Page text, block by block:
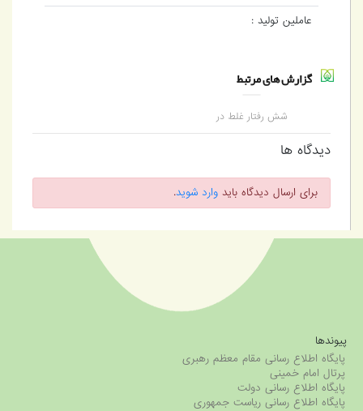
عاملین تولید :
گزارش های مرتبط
شش رفتار غلط در
مواجهه با کرونا
دیدگاه ها
برای ارسال دیدگاه بایدوارد شوید.
پیوندها
پایگاه اطلاع رسانی مقام معظم رهبری
پرتال امام خمینی
پایگاه اطلاع رسانی دولت
پایگاه اطلاع رسانی ریاست جمهوری